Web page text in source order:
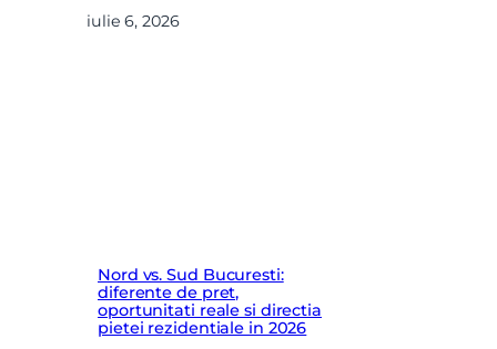
iulie 6, 2026
Nord vs. Sud Bucuresti:
diferente de pret,
oportunitati reale si directia
pietei rezidentiale in 2026